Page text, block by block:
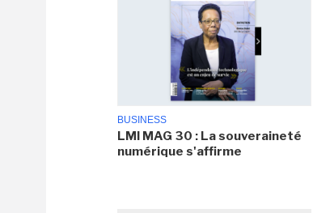
BUSINESS
LMI MAG 30 : La souveraineté
numérique s'affirme